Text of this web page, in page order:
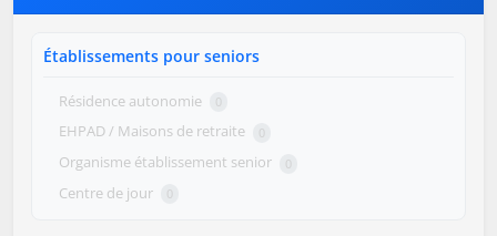
Établissements pour seniors
Résidence autonomie 0
EHPAD / Maisons de retraite 0
Organisme établissement senior 0
Centre de jour 0